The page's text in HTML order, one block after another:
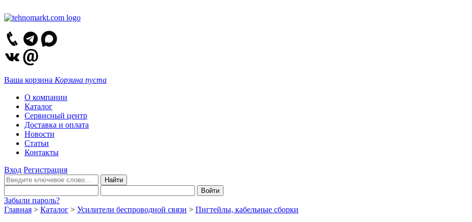
Ваша корзина Корзина пуста
О компании
Каталог
Сервисный центр
Доставка и оплата
Новости
Статьи
Контакты
Вход Регистрация
Забыли пароль?
Главная > Каталог > Усилители беспроводной связи > Пигтейлы, кабельные сборки